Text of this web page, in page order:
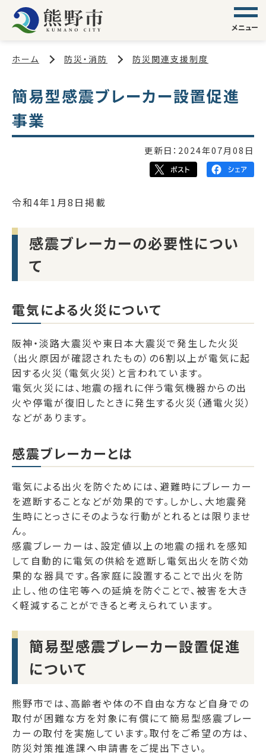
メニュー
ホーム 防災・消防 防災関連支援制度
簡易型感震ブレーカー設置促進
事業
更新日： 2024年07月08日
令和4年1月8日掲載
感震ブレーカーの必要性につい
て
電気による火災について
阪神・淡路大震災や東日本大震災で発生した火災
（出火原因が確認されたもの）の6割以上が電気に起
因する火災（電気火災）と言われています。
電気火災には、地震の揺れに伴う電気機器からの出
火や停電が復旧したときに発生する火災（通電火災）
などがあります。
感震ブレーカーとは
電気による出火を防ぐためには、避難時にブレーカー
を遮断することなどが効果的です。しかし、大地震発
生時にとっさにそのような行動がとれるとは限りませ
ん。
感震ブレーカーは、設定値以上の地震の揺れを感知
して自動的に電気の供給を遮断し電気出火を防ぐ効
果的な器具です。各家庭に設置することで出火を防
止し、他の住宅等への延焼を防ぐことで、被害を大き
く軽減することができると考えられています。
簡易型感震ブレーカー設置促進
について
熊野市では、高齢者や体の不自由な方など自身での
取付が困難な方を対象に有償にて簡易型感震ブレー
カーの取付を実施しています。取付をご希望の方は、
防災対策推進課へ申請書をご提出下さい。